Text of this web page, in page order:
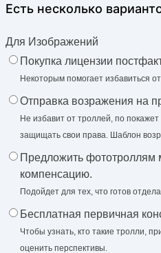
Есть несколько
Для Изображений
Покупка лицензии
Некоторым помогает избавиться
Отправка возражения на
Не избавит от троллей, по
защищать свои права. Шаблон
Предложить фототроллям
компенсацию.
Подойдет для тех, что готов
Бесплатная первичная
Чтобы узнать, кто такие тролли,
оценить перспективы.